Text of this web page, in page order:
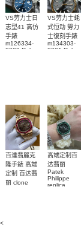
VS劳力士日
志型41 高仿
手錶
m126334-
0002 Rolex
VS劳力士蚝
式恒动 勞力
士復刻手錶
m134303-
0001 Rolex
百達翡麗克
隆手錶 高端
定制 百达翡
丽 clone
高端定制百
达翡丽
Patek
Philippe
replica
<